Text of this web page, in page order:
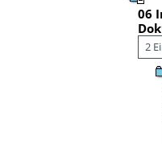
06
2